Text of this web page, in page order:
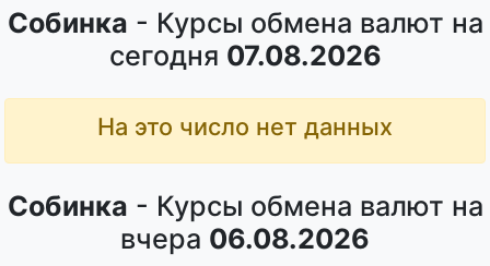
Собинка - Курсы обмена валют на
сегодня 07.08.2026
На это число нет данных
Собинка - Курсы обмена валют на
вчера 06.08.2026